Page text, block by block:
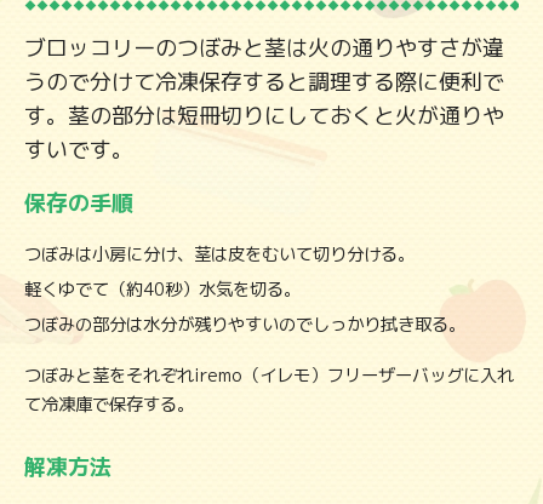
ブロッコリーのつぼみと茎は火の通りやすさが違
うので分けて冷凍保存すると調理する際に便利で
す。茎の部分は短冊切りにしておくと火が通りや
すいです。
保存の手順
つぼみは小房に分け、茎は皮をむいて切り分ける。
軽くゆでて（約40秒）水気を切る。
つぼみの部分は水分が残りやすいのでしっかり拭き取る。
つぼみと茎をそれぞれiremo（イレモ）フリーザーバッグに入れ
て冷凍庫で保存する。
解凍方法